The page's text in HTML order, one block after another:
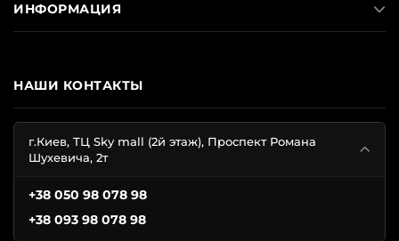
НАШИ КОНТАКТЫ
г.Киев, ТЦ Sky mall (2й этаж), Проспект Романа
Шухевича, 2т
+38 050 98 078 98
+38 093 98 078 98
ИНФОРМАЦИЯ